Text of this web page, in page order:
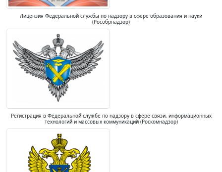
Лицензия Федеральной службы по надзору в сфере образования и науки
(Рособрнадзор)
Регистрация в Федеральной службе по надзору в сфере связи, информационных
технологий и массовых коммуникаций (Роскомнадзор)